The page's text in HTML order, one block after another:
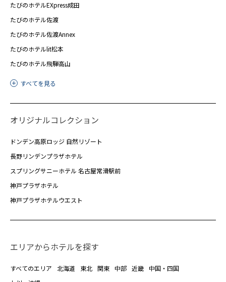
たびのホテルEXpress成田
たびのホテル佐渡
たびのホテル佐渡Annex
たびのホテルlit松本
たびのホテル飛騨高山
すべてを見る
オリジナルコレクション
ドンデン高原ロッジ 自然リゾート
長野リンデンプラザホテル
スプリングサニーホテル 名古屋常滑駅前
神戸プラザホテル
神戸プラザホテルウエスト
エリアからホテルを探す
すべてのエリア 北海道 東北 関東 中部 近畿 中国・四国